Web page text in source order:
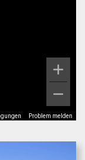
Problem melden